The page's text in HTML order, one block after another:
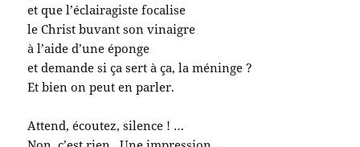
et que l’éclairagiste focalise
le Christ buvant son vinaigre
à l’aide d’une éponge
et demande si ça sert à ça, la méninge ?
Et bien on peut en parler.
Attend, écoutez, silence ! …